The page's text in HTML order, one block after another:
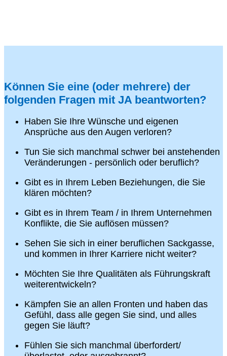
Können Sie eine (oder mehrere) der
folgenden Fragen mit JA beantworten?
Haben Sie Ihre Wünsche und eigenen
Ansprüche aus den Augen verloren?
Tun Sie sich manchmal schwer bei anstehenden
Veränderungen - persönlich oder beruflich?
Gibt es in Ihrem Leben Beziehungen, die Sie
klären möchten?
Gibt es in Ihrem Team / in Ihrem Unternehmen
Konflikte, die Sie auflösen müssen?
Sehen Sie sich in einer beruflichen Sackgasse,
und kommen in Ihrer Karriere nicht weiter?
Möchten Sie Ihre Qualitäten als Führungskraft
weiterentwickeln?
Kämpfen Sie an allen Fronten und haben das
Gefühl, dass alle gegen Sie sind, und alles
gegen Sie läuft?
Fühlen Sie sich manchmal überfordert/